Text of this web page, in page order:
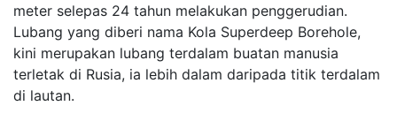
meter selepas 24 tahun melakukan penggerudian.
Lubang yang diberi nama Kola Superdeep Borehole,
kini merupakan lubang terdalam buatan manusia
terletak di Rusia, ia lebih dalam daripada titik terdalam
di lautan.